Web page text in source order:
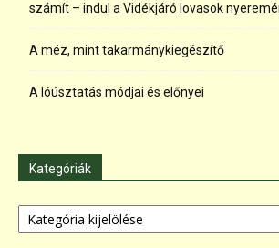
számít – indul a Vidékjáró lovasok
A méz, mint takarmánykiegészítő
A lóúsztatás módjai és előnyei
Kategóriák
Kategóriák